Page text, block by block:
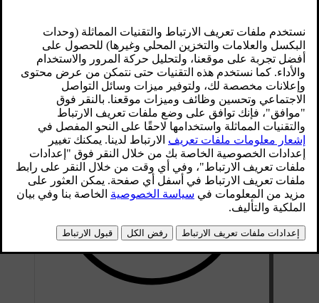
لضبط الحد الأقصى للفتح:
افتح باب صندوق الأمتعة - أوقفه عند وضع الفتح.